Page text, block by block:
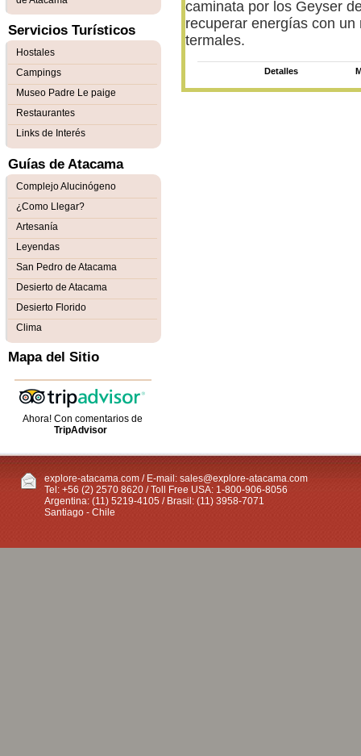
caminata por los Geyser
recuperar energías con
termales.
Detalles
Servicios Turísticos
Hostales
Campings
Museo Padre Le paige
Restaurantes
Links de Interés
Guías de Atacama
Complejo Alucinógeno
¿Como Llegar?
Artesanía
Leyendas
San Pedro de Atacama
Desierto de Atacama
Desierto Florido
Clima
Mapa del Sitio
Ahora! Con comentarios de
TripAdvisor
explore-atacama.com / E-mail: sales@explore-atacama.com
Tel: +56 (2) 2570 8620 / Toll Free USA: 1-800-906-8056
Argentina: (11) 5219-4105 / Brasil: (11) 3958-7071
Santiago - Chile